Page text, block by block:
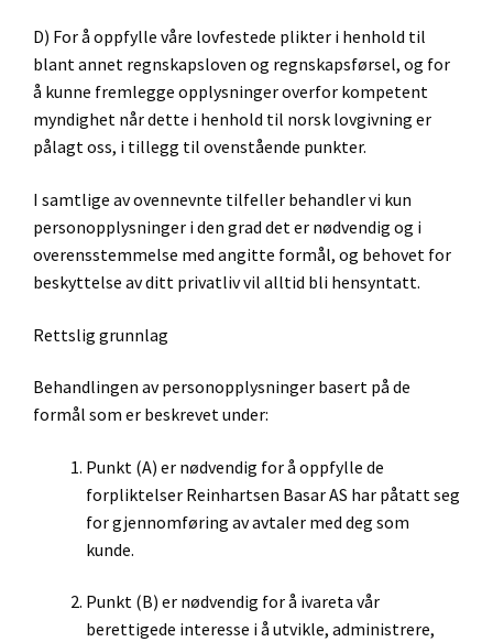
D) For å oppfylle våre lovfestede plikter i henhold til
blant annet regnskapsloven og regnskapsførsel, og for
å kunne fremlegge opplysninger overfor kompetent
myndighet når dette i henhold til norsk lovgivning er
pålagt oss, i tillegg til ovenstående punkter.
I samtlige av ovennevnte tilfeller behandler vi kun
personopplysninger i den grad det er nødvendig og i
overensstemmelse med angitte formål, og behovet for
beskyttelse av ditt privatliv vil alltid bli hensyntatt.
Rettslig grunnlag
Behandlingen av personopplysninger basert på de
formål som er beskrevet under:
Punkt (A) er nødvendig for å oppfylle de
forpliktelser Reinhartsen Basar AS har påtatt seg
for gjennomføring av avtaler med deg som
kunde.
Punkt (B) er nødvendig for å ivareta vår
berettigede interesse i å utvikle, administrere,